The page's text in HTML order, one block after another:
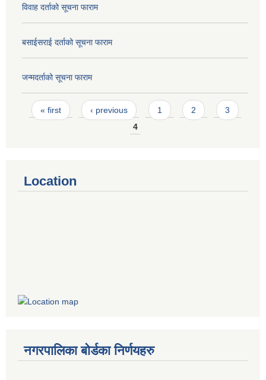
विवाह दर्ताको सूचना फाराम
बसाईसराई दर्ताको सूचना फाराम
जन्मदर्ताको सूचना फाराम
Pages
« first ‹ previous 1 2
3
4
Location
नगरपालिका बोर्डका निर्णयहरु